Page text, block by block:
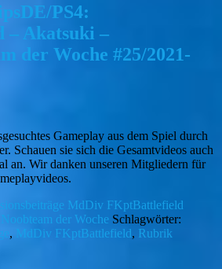
PS4:
– Akatsuki –
der Woche #25/2021-
Gameplay aus dem Spiel durch
Schauen sie sich die Gesamtvideos auch
an. Wir danken unseren Mitgliedern für
MdDiv FKptBattlefield
der Woche Schlagwörter:
, MdDiv FKptBattlefield, Rubrik